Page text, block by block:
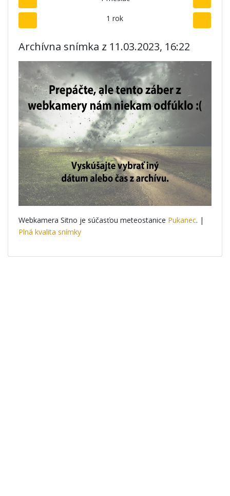
1 rok
Archívna snímka z 11.03.2023, 16:22
Webkamera Sitno je súčasťou meteostanice Pukanec. |
Plná kvalita snímky